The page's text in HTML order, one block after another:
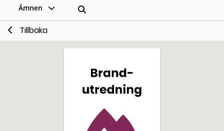
Ämnen
Tillbaka